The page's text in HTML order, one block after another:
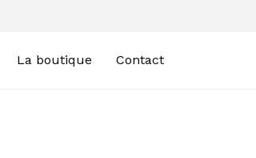
La boutique Contact